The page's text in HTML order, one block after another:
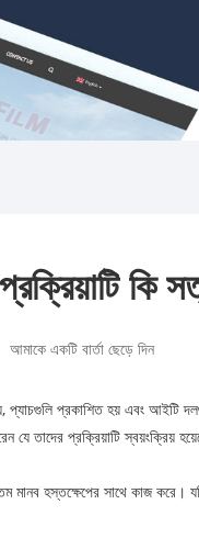
কি
আমাকে একটি বার্তা ছেড়ে দিন
প্রকাশিত হয় এবং আইটি
প্রক্রিয়াটি স্বয়ংক্রিয়
হস্তক্ষেপের সাথে কাজ